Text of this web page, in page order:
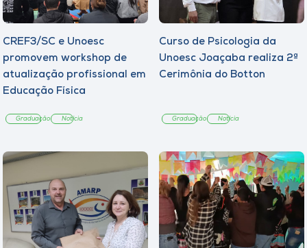
CREF3/SC e Unoesc
promovem workshop de
atualização profissional em
Educação Física
Graduação Notícia
Curso de Psicologia da
Unoesc Joaçaba realiza 2ª
Cerimônia do Botton
Graduação Notícia